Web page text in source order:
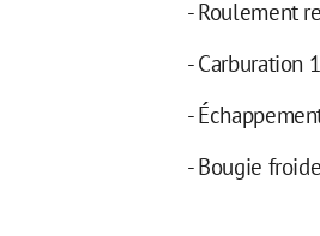
- Roulement
- Carburation
-
- Bougie